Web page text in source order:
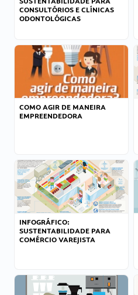
CONSULTÓRIOS E CLÍNICAS
ODONTOLÓGICAS
COMO AGIR DE MANEIRA
EMPREENDEDORA
INFOGRÁFICO:
SUSTENTABILIDADE PARA
COMÉRCIO VAREJISTA